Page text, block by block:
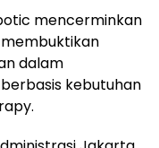
mencerminkan
dalam
kebutuhan